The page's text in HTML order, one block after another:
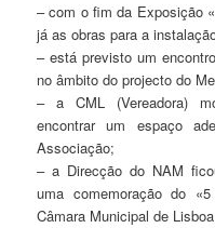
– com o fim da Exposição
já as obras para a
– está previsto um
no âmbito do projecto do
– a CML (Vereadora)
encontrar um espaço
Associação;
– a Direcção do NAM
uma comemoração do
Câmara Municipal de